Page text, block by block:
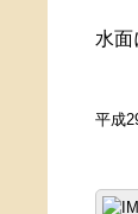
水
平